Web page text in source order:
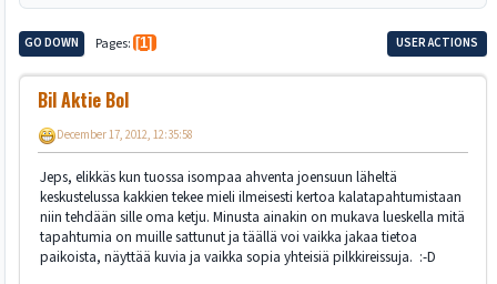
GO DOWN Pages 1 USER ACTIONS
Bil Aktie Bol
December 17, 2012, 12:35:58
Jeps, elikkäs kun tuossa isompaa ahventa joensuun läheltä
keskustelussa kakkien tekee mieli ilmeisesti kertoa kalatapahtumistaan
niin tehdään sille oma ketju. Minusta ainakin on mukava lueskella mitä
tapahtumia on muille sattunut ja täällä voi vaikka jakaa tietoa
paikoista, näyttää kuvia ja vaikka sopia yhteisiä pilkkireissuja. :-D